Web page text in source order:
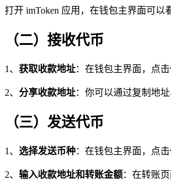
打开 imToken 应用，在钱包主界面可
（二）接收代币
1、 获取收款地址：在钱包主界面，点
2、 分享收款地址：你可以通过复制地
（三）发送代币
1、 选择发送币种：在钱包主界面，点
2、 输入收款地址和转账金额：在转账